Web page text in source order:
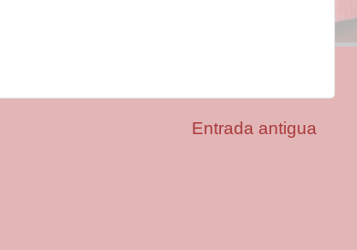
Entrada antigua